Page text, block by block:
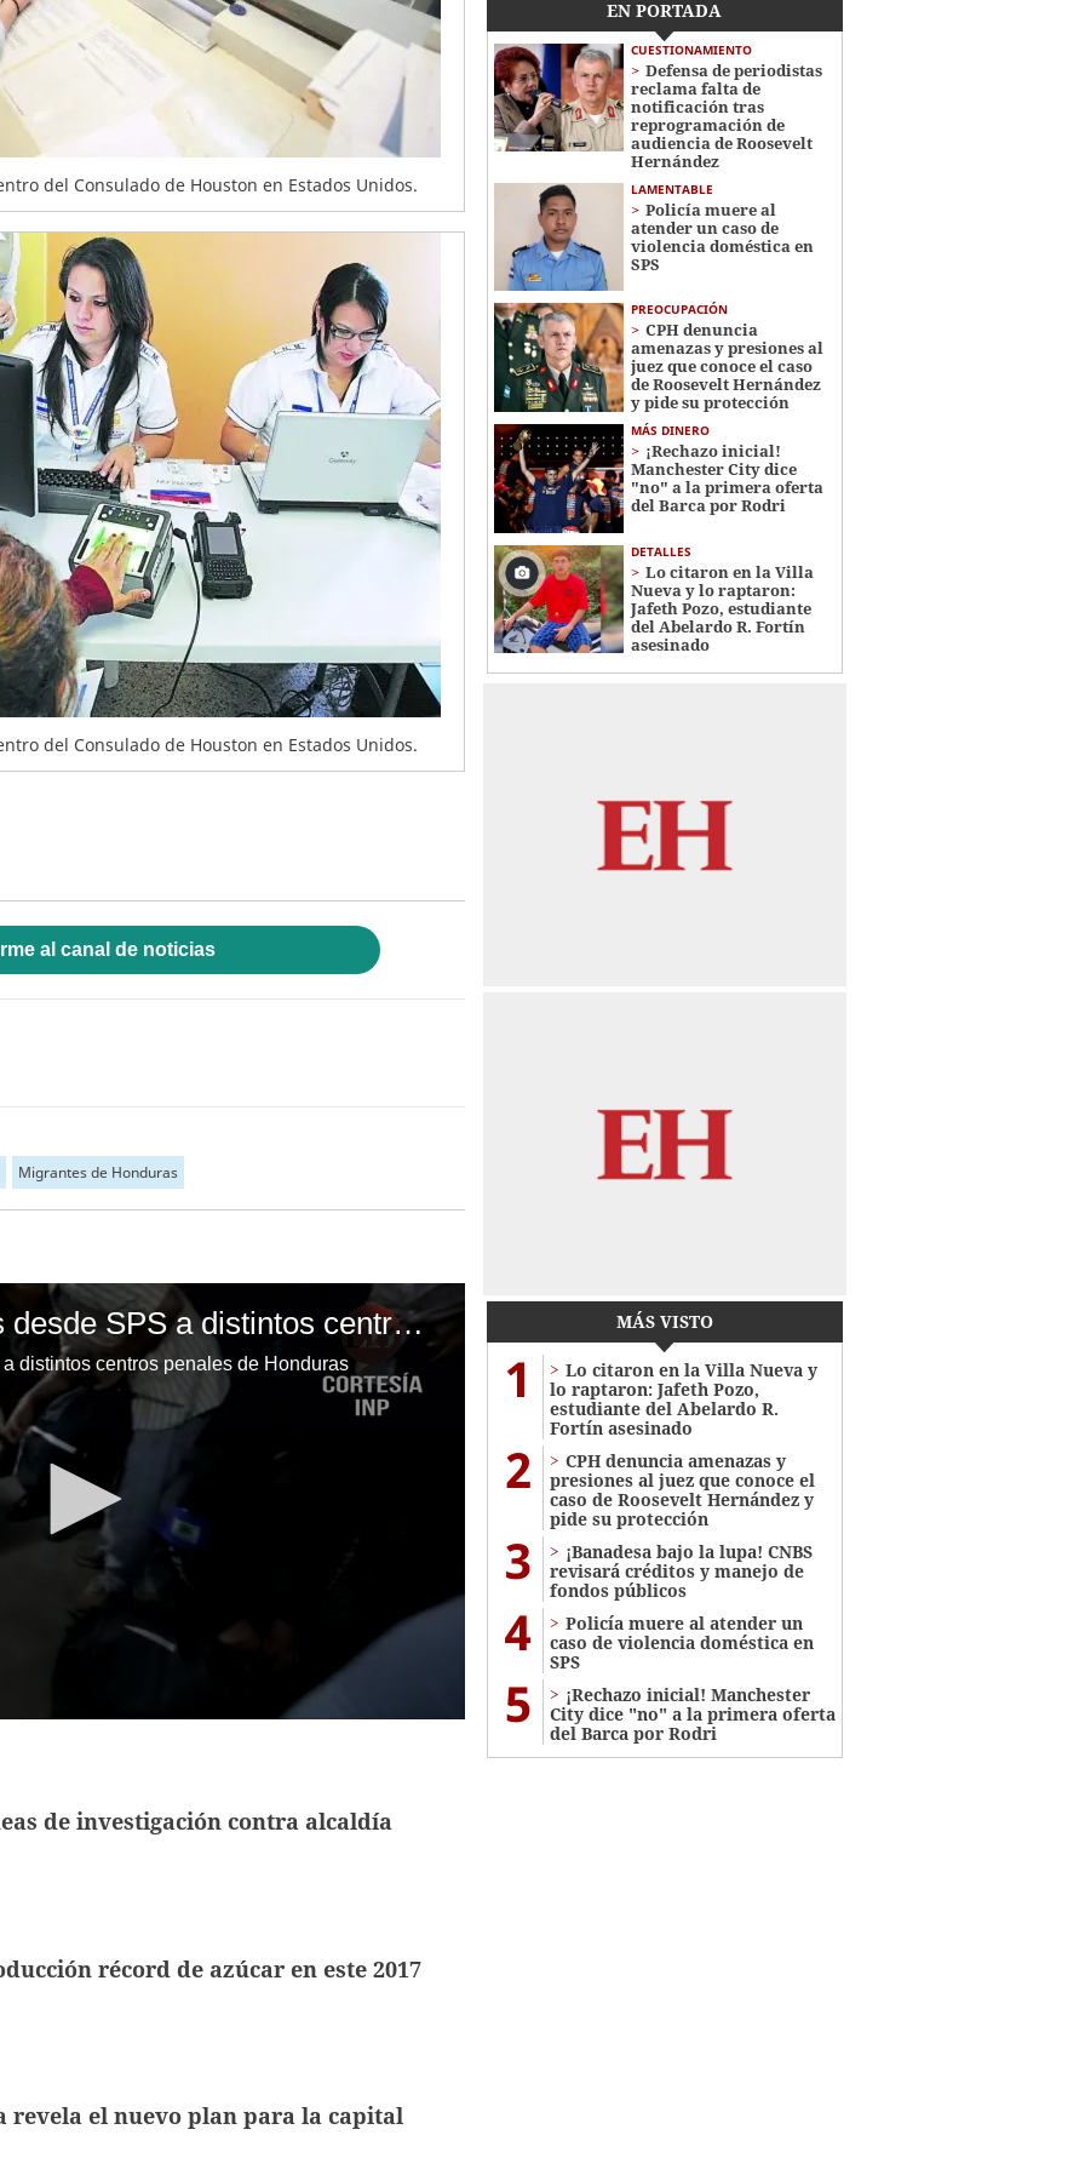
del Consulado de Houston en Estados Unidos.
del Consulado de Houston en Estados Unidos.
al canal de noticias
Migrantes de Honduras
Trasladan a 941 reos desde SPS a distintos centros penales de Honduras
distintos centros penales de Honduras
de investigación contra alcaldía
récord de azúcar en este 2017
revela el nuevo plan para la capital
EN PORTADA
CUESTIONAMIENTO
Defensa de periodistas
reclama falta de
notificación tras
reprogramación de
audiencia de Roosevelt
Hernández
LAMENTABLE
Policía muere al
atender un caso de
violencia doméstica en
SPS
PREOCUPACIÓN
CPH denuncia
amenazas y presiones al
juez que conoce el caso
de Roosevelt Hernández
y pide su protección
MÁS DINERO
¡Rechazo inicial!
Manchester City dice
"no" a la primera oferta
del Barca por Rodri
DETALLES
Lo citaron en la Villa
Nueva y lo raptaron:
Jafeth Pozo, estudiante
del Abelardo R. Fortín
asesinado
MÁS VISTO
1
Lo citaron en la Villa Nueva y
lo raptaron: Jafeth Pozo,
estudiante del Abelardo R.
Fortín asesinado
2
CPH denuncia amenazas y
presiones al juez que conoce el
caso de Roosevelt Hernández y
pide su protección
3
¡Banadesa bajo la lupa! CNBS
revisará créditos y manejo de
fondos públicos
4
Policía muere al atender un
caso de violencia doméstica en
SPS
5
¡Rechazo inicial! Manchester
City dice "no" a la primera oferta
del Barca por Rodri